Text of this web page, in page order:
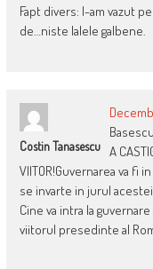
Fapt divers: l-am vazut
de…niste lalele galbene.
Costin Tanasescu
A
VIITOR!Guvernarea va fi
se invarte in jurul
Cine va intra la
viitorul presedinte al